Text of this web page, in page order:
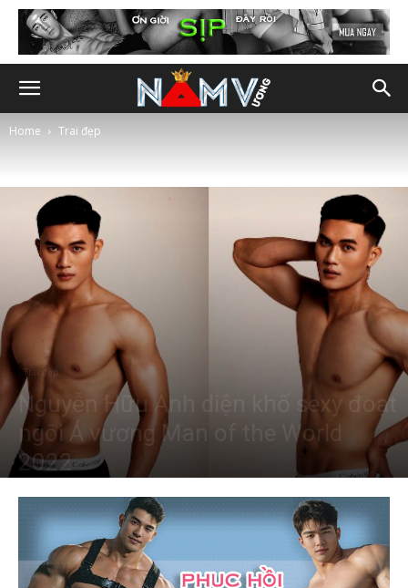
Home Trai đẹp
Trai đẹp
Nguyễn Hữu Anh diện khố sexy đoạt
ngôi Á vương Man of the World
2022